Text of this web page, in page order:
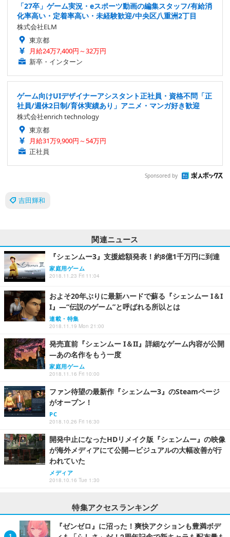
「27卒」ゲーム実況・eスポーツ動画の編集スタッフ/有給消
化率高い・定着率高い・未経験歓迎/中央区八重洲2丁目
株式会社ELM
東京都
月給24万7,400円～32万円
新卒・インターン
ゲーム向けUIデザイナーアシスタント正社員・資格不問「正
社員/週休2日制/育休実績あり」アニメ・マンガ好き歓迎
株式会社enrich technology
東京都
月給31万9,900円～54万円
正社員
Sponsored by
吉田輝和
関連ニュース
『シェンムー3』支援総額発表！約8億1千万円に到達
家庭用ゲーム
2018.11.23 Fri 11:04
およそ20年ぶりに最新ハードで蘇る『シェンムー I＆I
I』―“伝説のゲーム”と呼ばれる所以とは
連載・特集
2018.11.19 Mon 21:00
発売直前『シェンムー I＆II』詳細なゲーム内容が公開
―あの名作をもう一度
家庭用ゲーム
2018.11.16 Fri 10:00
ファン待望の最新作『シェンムー3』のSteamページ
がオープン！
PC
2018.10.26 Fri 16:30
開発中止になったHDリメイク版『シェンムー』の映像
が海外メディアにて公開―ビジュアルの大幅改善が行
われていた
メディア
2018.10.16 Tue 1:30
特集アクセスランキング
『ゼンゼロ』に沼った！爽快アクションも豊満ボデ